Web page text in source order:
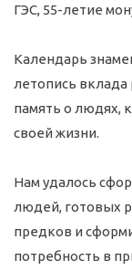
ГЭС, 55-летие
Календарь
летопись
память о людях,
своей жизни.
Нам удалось
людей, готовых
предков и
потребность в